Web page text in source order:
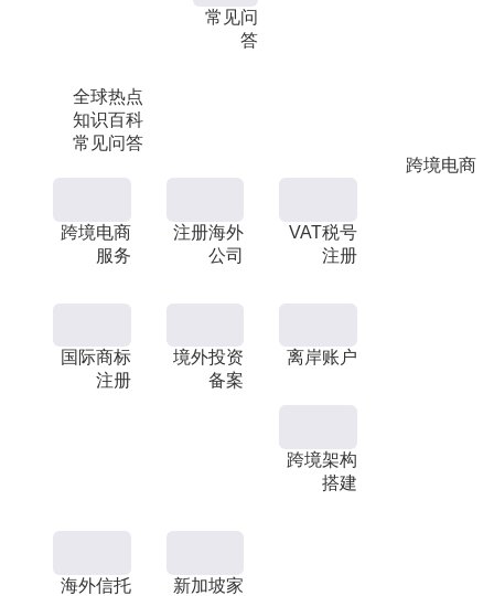
全球热点
知识百科
常见问答
常见问
答
跨境电商
跨境电商
服务
注册海外
公司
VAT税号
注册
国际商标
注册
境外投资
备案
离岸账户
跨境架构
搭建
海外信托
新加坡家